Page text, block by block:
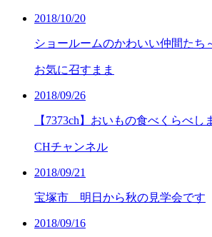
2018/10/20
ショールームのかわいい仲間たち
お気に召すまま
2018/09/26
【7373ch】おいもの食べくらべし
CHチャンネル
2018/09/21
宝塚市 明日から秋の見学会です
2018/09/16